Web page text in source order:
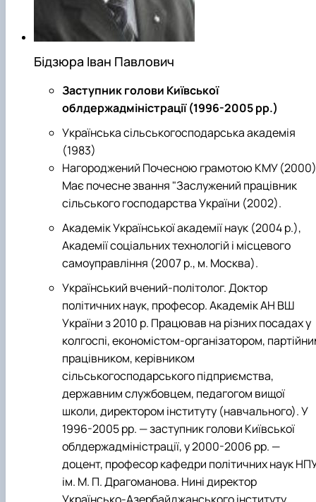
Бідзюра Іван Павлович
Заступник голови Київської
облдержадміністрації (1996-2005 рр.)
Українська сільськогосподарська академія
(1983)
Нагороджений Почесною грамотою КМУ
Має почесне звання "Заслужений працівник
сільського господарства України (2002).
Академік Української академії наук (2004 р.),
Академії соціальних технологій і місцевого
самоуправління (2007 р., м. Москва).
Український вчений-політолог. Доктор
політичних наук, професор. Академік АН ВШ
України з 2010 р. Працював на різних посадах у
колгоспі, економістом-організатором,
працівником, керівником
сільськогосподарського підприємства,
державним службовцем, педагогом вищої
школи, директором інституту (навчального). У
1996-2005 рр. — заступник голови Київської
облдержадміністрації, у 2000-2006 рр. —
доцент, професор кафедри політичних наук
ім. М. П. Драгоманова. Нині директор